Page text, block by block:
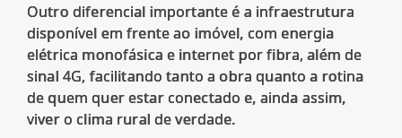
Outro diferencial importante é a infraestrutura
disponível em frente ao imóvel, com energia
elétrica monofásica e internet por fibra, além de
sinal 4G, facilitando tanto a obra quanto a rotina
de quem quer estar conectado e, ainda assim,
viver o clima rural de verdade.